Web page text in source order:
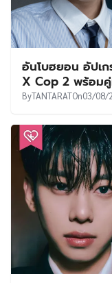
อันโบฮยอน อัปเก
X Cop 2 พร้อม
ByTANTARATOn03/08/